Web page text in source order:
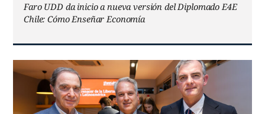
Faro UDD da inicio a nueva versión del Diplomado E4E
Chile: Cómo Enseñar Economía